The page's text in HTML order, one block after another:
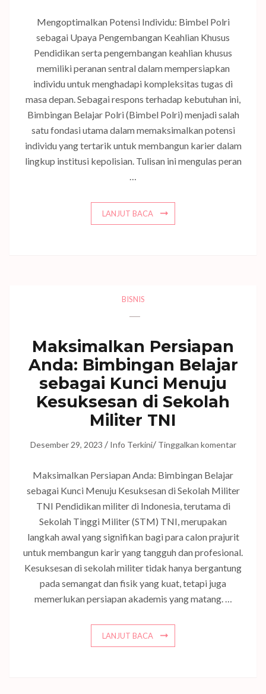
Mengoptimalkan Potensi Individu: Bimbel Polri
sebagai Upaya Pengembangan Keahlian Khusus
Pendidikan serta pengembangan keahlian khusus
memiliki peranan sentral dalam mempersiapkan
individu untuk menghadapi kompleksitas tugas di
masa depan. Sebagai respons terhadap kebutuhan ini,
Bimbingan Belajar Polri (Bimbel Polri) menjadi salah
satu fondasi utama dalam memaksimalkan potensi
individu yang tertarik untuk membangun karier dalam
lingkup institusi kepolisian. Tulisan ini mengulas peran
…
LANJUT BACA
BISNIS
Maksimalkan Persiapan
Anda: Bimbingan Belajar
sebagai Kunci Menuju
Kesuksesan di Sekolah
Militer TNI
Desember 29, 2023 / Info Terkini/ Tinggalkan komentar
Maksimalkan Persiapan Anda: Bimbingan Belajar
sebagai Kunci Menuju Kesuksesan di Sekolah Militer
TNI Pendidikan militer di Indonesia, terutama di
Sekolah Tinggi Militer (STM) TNI, merupakan
langkah awal yang signifikan bagi para calon prajurit
untuk membangun karir yang tangguh dan profesional.
Kesuksesan di sekolah militer tidak hanya bergantung
pada semangat dan fisik yang kuat, tetapi juga
memerlukan persiapan akademis yang matang. …
LANJUT BACA